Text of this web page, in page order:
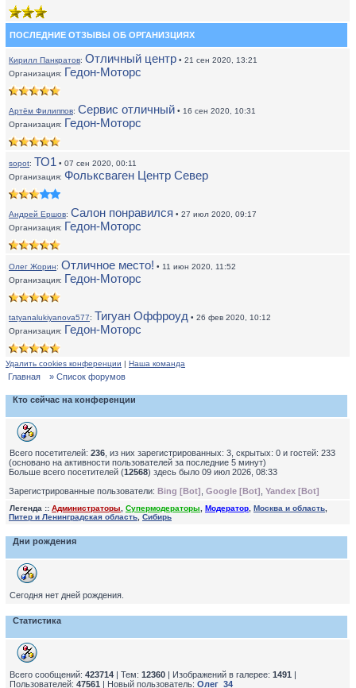
ПОСЛЕДНИЕ ОТЗЫВЫ ОБ ОРГАНИЗЦИЯХ
Кирилл Панкратов: Отличный центр • 21 сен 2020, 13:21
Организация: Гедон-Моторс
Артём Филиппов: Сервис отличный • 16 сен 2020, 10:31
Организация: Гедон-Моторс
sopot: ТО1 • 07 сен 2020, 00:11
Организация: Фольксваген Центр Север
Андрей Ершов: Салон понравился • 27 июл 2020, 09:17
Организация: Гедон-Моторс
Олег Жорин: Отличное место! • 11 июн 2020, 11:52
Организация: Гедон-Моторс
tatyanalukiyanova577: Тигуан Оффроуд • 26 фев 2020, 10:12
Организация: Гедон-Моторс
Удалить cookies конференции | Наша команда
Главная » Список форумов
Кто сейчас на конференции
Всего посетителей: 236 , из них зарегистрированных: 3, скрытых: 0 и гостей: 233
(основано на активности пользователей за последние 5 минут)
Больше всего посетителей (12568) здесь было 09 июл 2026, 08:33
Зарегистрированные пользователи: Bing [Bot] Google [Bot] Yandex [Bot]
Легенда :: Администраторы Супермодераторы Модератор Москва и область
Питер и Ленинградская область Сибирь
Дни рождения
Сегодня нет дней рождения.
Статистика
Всего сообщений: 423714 | Тем: 12360 | Изображений в галерее: 1491 |
Пользователей: 47561 | Новый пользователь: Олег_34